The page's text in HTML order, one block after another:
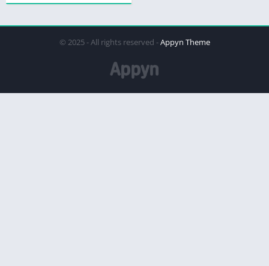
© 2025 - All rights reserved -Appyn Theme